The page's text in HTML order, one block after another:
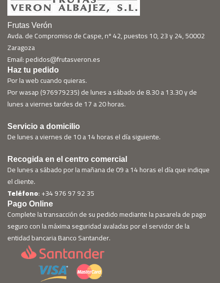
Frutas Verón
Avda. de Compromiso de Caspe, nº 42, puestos 10, 23 y 24, 50002
Zaragoza
Email: pedidos@frutasveron.es
Haz tu pedido
Por la web cuando quieras.
Por wasap (976979235) de lunes a sábado de 8.30 a 13.30 y de
lunes a viernes tardes de 17 a 20 horas.
Servicio a domicilio
De lunes a viernes de 10 a 14 horas el día siguiente.
Recogida en el centro comercial
De lunes a sábado por la mañana de 09 a 14 horas el día que indique
el cliente.
Teléfono: +34 976 97 92 35
Pago Online
Complete la transacción de su pedido mediante la pasarela de pago
seguro con la máxima seguridad avaladas por el servidor de la
entidad bancaria Banco Santander.